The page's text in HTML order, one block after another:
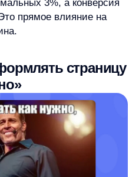
—четкое
«К сожалению,
умных
на основе
товары или
истории